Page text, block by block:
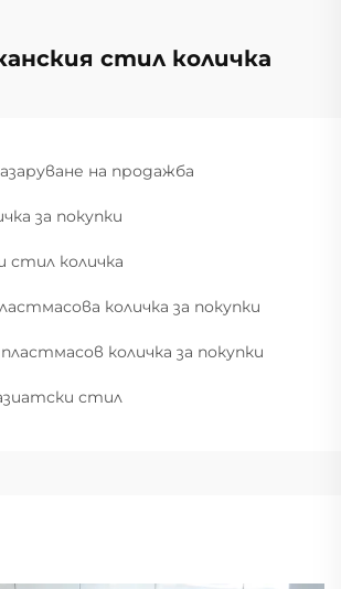
стил количка
на продажба
за покупки
стил количка
количка за покупки
количка за покупки
стил